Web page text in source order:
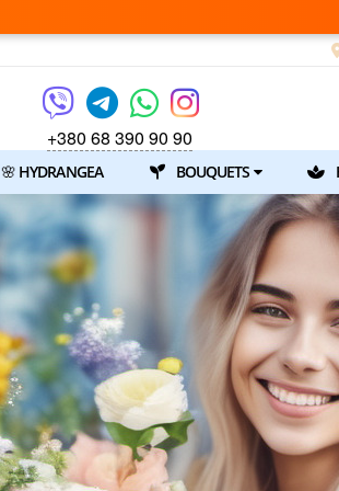
+380 68 390 90 90
🌸 HYDRANGEA BOUQUETS